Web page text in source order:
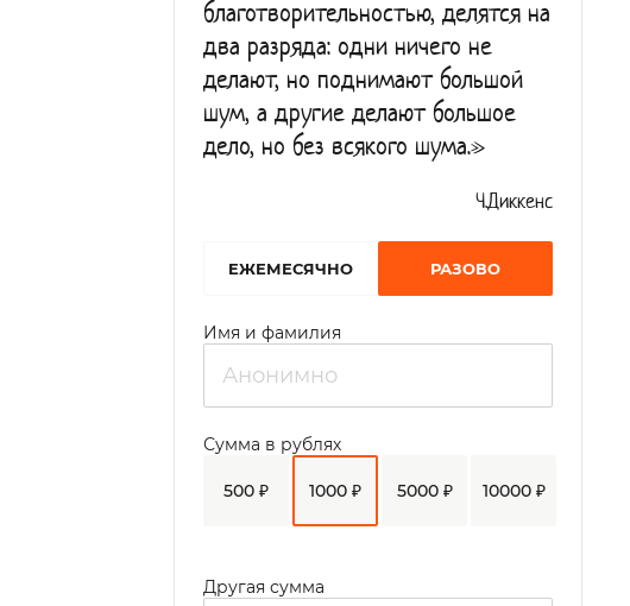
благотворительностью, делятся на
два разряда: одни ничего не
делают, но поднимают большой
шум, а другие делают большое
дело, но без всякого шума.»
Ч.Диккенс
EЖЕМЕСЯЧНО РАЗОВО
Имя и фамилия
500 ₽ 1000 ₽ 5000 ₽ 10000 ₽
Сумма в рублях
Другая сумма